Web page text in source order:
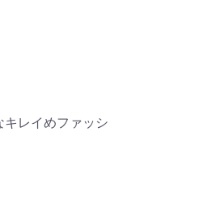
レイめファッシ